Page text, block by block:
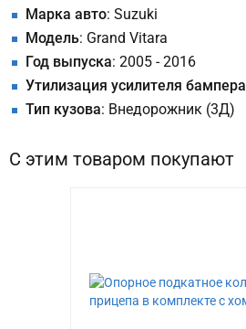
Марка авто: Suzuki
Модель: Grand Vitara
Год выпуска: 2005 - 2016
Утилизация усилителя бампера
Тип кузова: Внедорожник (3Д)
С этим товаром покупают